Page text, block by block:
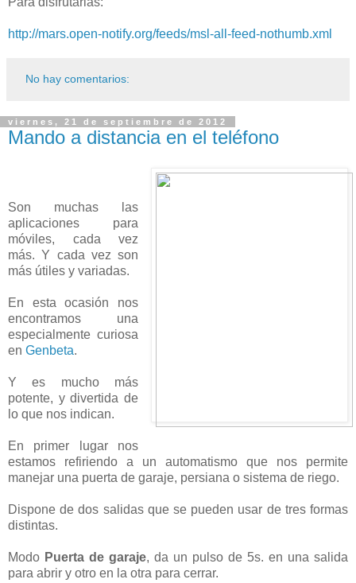
http://mars.open-notify.org/feeds/msl-all-feed-nothumb.xml
No hay comentarios:
viernes, 21 de septiembre de 2012
Mando a distancia en el teléfono
Son muchas las
aplicaciones para
móviles, cada vez
más. Y cada vez son
más útiles y variadas.
En esta ocasión nos
encontramos una
especialmente curiosa
en Genbeta.
Y es mucho más
potente, y divertida de
lo que nos indican.
En primer lugar nos
estamos refiriendo a un automatismo que nos permite
manejar una puerta de garaje, persiana o sistema de riego.
Dispone de dos salidas que se pueden usar de tres formas
distintas.
Modo Puerta de garaje, da un pulso de 5s. en una salida
para abrir y otro en la otra para cerrar.